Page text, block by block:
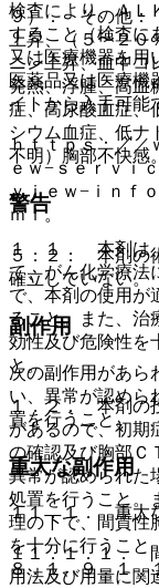
９）． その他：
上昇、（５〜２
ニン上昇、血中コ
発熱、浮腫、高血
症、高尿酸血症、
シウム血症、低ナ
不明）胸部不快感
警告
１．１． 本剤は
て、がん化学療法
で、本剤の使用が
ること。また、治
効性及び危険性を
と。
１．２． 本剤の
があるので、初期
の確認及び胸部Ｃ
異常が認められた
処置を行うこと。
理の下で、間質性
を十分に行うこと
８．１、９．１．
検査により、ＡＬ
すること（検査に
又は医療機器を用
医薬品又は医療機
イトから入手可能
ｈｔｔｐｓ：／／
ｅｗ−ｓｅｒｖｉ
ｖｉｅｗ−ｉｎｆ
ｍｌ。
５．２． 本剤の
確立していない。
副作用
次の副作用があら
い、異常が認めら
置を行うこと。
重大な副作用
１１．１． 重大
１１．１．１．
用法及び用量に関